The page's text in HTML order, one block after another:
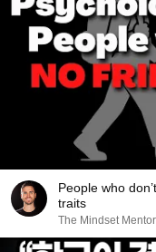
People who
traits
The Mindset